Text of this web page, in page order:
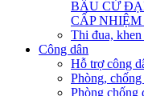
BẦU CỬ
CẤP NHIỆM
Thi đua,
Công dân
Hỗ trợ công
Phòng,
Phòng chống